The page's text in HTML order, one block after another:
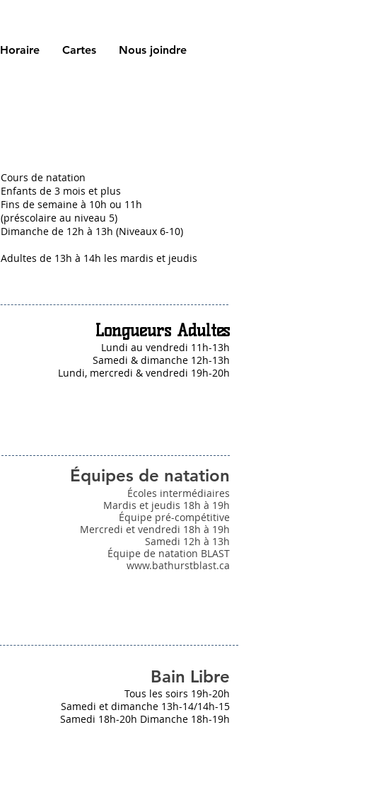
Horaire Cartes Nous joindre
Cours de natation
Enfants de 3 mois et plus
Fins de semaine à 10h ou 11h
(préscolaire au niveau 5)
Dimanche de 12h à 13h (Niveaux 6-10)
Adultes de 13h à 14h les mardis et jeudis
Longueurs Adultes
Lundi au vendredi 11h-13h
Samedi & dimanche 12h-13h
Lundi, mercredi & vendredi 19h-20h
Équipes de natation
Écoles intermédiaires
Mardis et jeudis 18h à 19h
Équipe pré-compétitive
Mercredi et vendredi 18h à 19h
Samedi 12h à 13h
Équipe de natation BLAST
www.bathurstblast.ca
Bain Libre
Tous les soirs 19h-20h
Samedi et dimanche 13h-14/14h-15
Samedi 18h-20h Dimanche 18h-19h